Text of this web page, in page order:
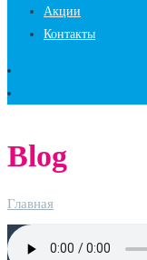
Акции
Контакты
Blog
Главная